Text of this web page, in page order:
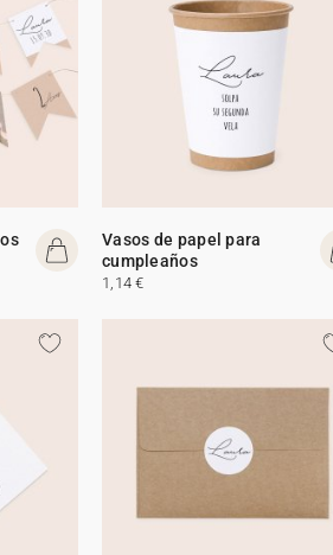
Vasos de papel para
cumpleaños
1,14 €